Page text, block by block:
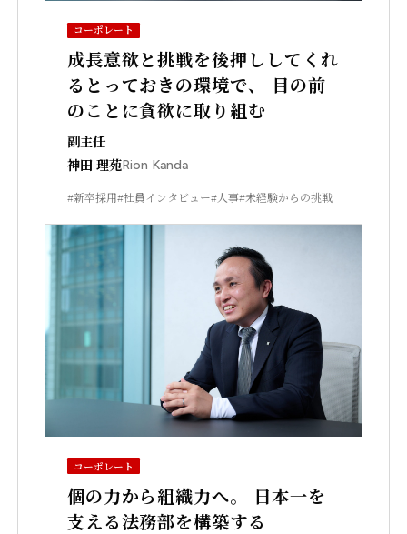
コーポレート
成長意欲と挑戦を後押ししてくれ
るとっておきの環境で、 目の前
のことに貪欲に取り組む
副主任
神田 理苑Rion Kanda
#新卒採用#社員インタビュー#人事#未経験からの挑戦
コーポレート
個の力から組織力へ。 日本一を
支える法務部を構築する